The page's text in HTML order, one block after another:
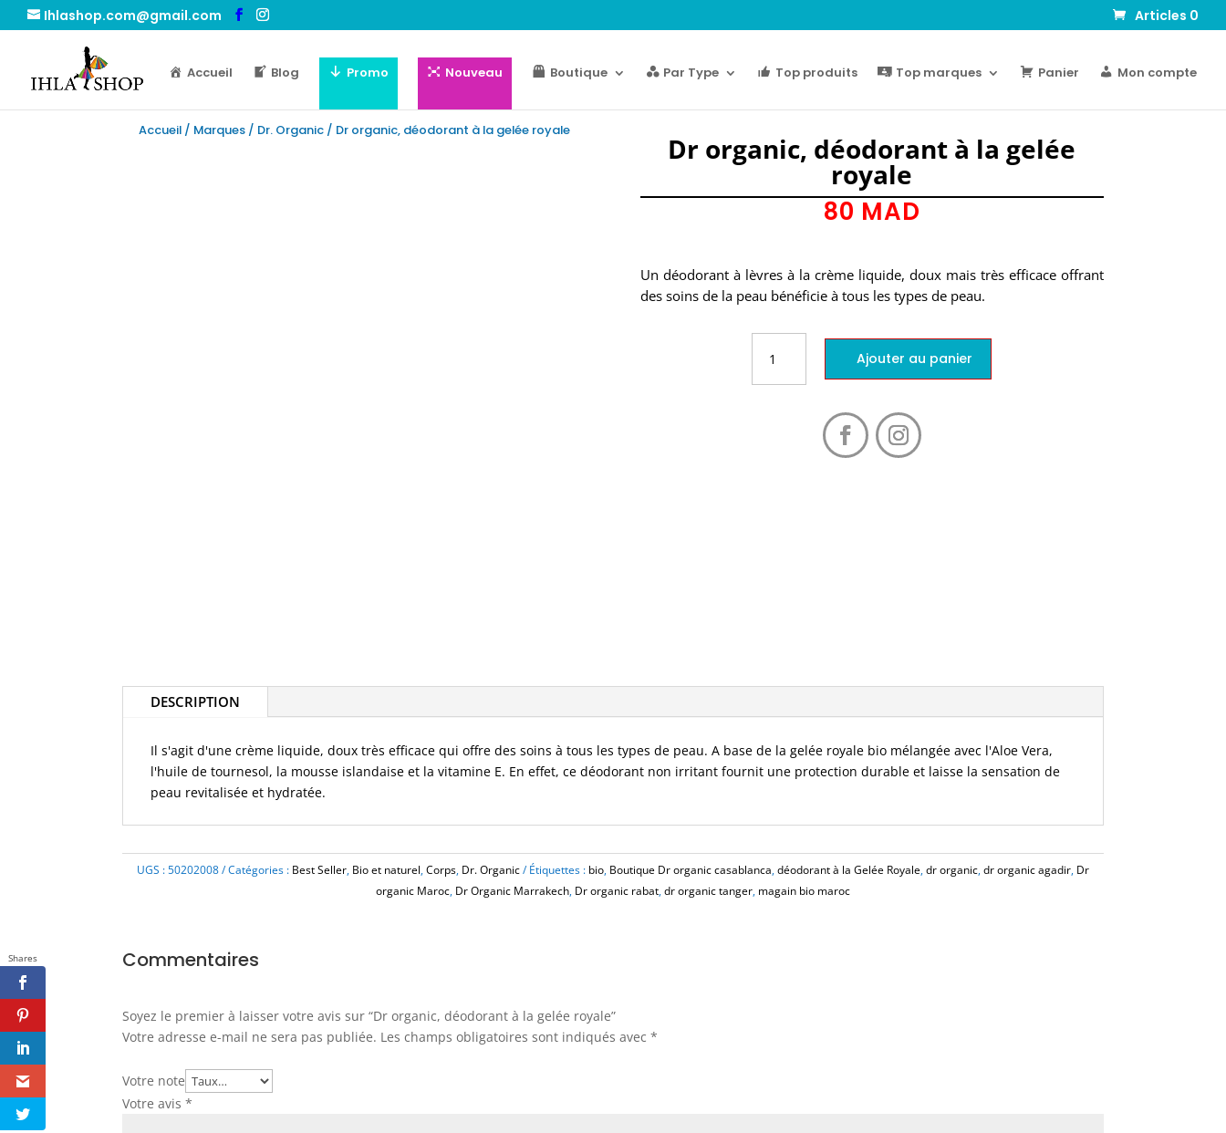
Ihlashop.com@gmail.com Articles 0
Accueil Blog Promo Nouveau Boutique Par Type Top produits Top marques Panier Mon compte
Accueil/ Marques/ Dr. Organic/ Dr organic, déodorant à la gelée royale
Dr organic, déodorant à la gelée
royale
80 MAD
Un déodorant à lèvres à la crème liquide, doux mais très efficace offrant
des soins de la peau bénéficie à tous les types de peau.
Dr
Ajouter au panier
DESCRIPTION
Il s'agit d'une crème liquide, doux très efficace qui offre des soins à tous les types de peau. A base de la gelée royale bio mélangée avec l'Aloe Vera,
l'huile de tournesol, la mousse islandaise et la vitamine E. En effet, ce déodorant non irritant fournit une protection durable et laisse la sensation de
peau revitalisée et hydratée.
UGS :50202008 Catégories : Best Seller, Bio et naturel,Corps, Dr. Organic Étiquettes : bio, Boutique Dr organic casablanca,déodorant à la Gelée Royale,dr organic,dr organic agadir, Dr
organic Maroc, Dr Organic Marrakech, Dr organic rabat,dr organic tanger, magain bio maroc
Commentaires
Soyez le premier à laisser votre avis sur “Dr organic, déodorant à la gelée royale”
Votre adresse e-mail ne sera pas publiée. Les champs obligatoires sont indiqués avec*
Votre note
Votre avis*
Shares